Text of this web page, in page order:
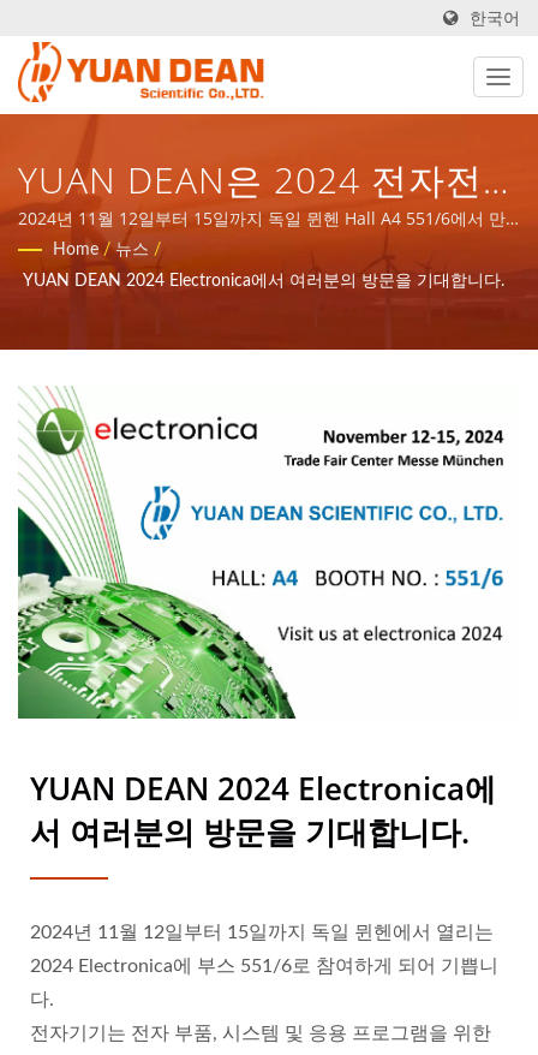
한국어
YUAN DEAN은 2024 전자전에
서 여러분의 방문을 기대합니
다 - ISO 9001/ISO
YUAN DEAN SCIENTIFIC CO.,
LTD.
2024년 11월 12일부터 15일까지 독일 뮌헨 Hall A4 551/6에서 만
나세요. | YDS는 1990년 대만 타이난에서 설립되었으며, 우리 공장
호마오 전자는 1995년 중국 샤먼에서 설립되었습니다. 우리는 ISO
Home / 뉴스 /
YUAN DEAN 2024 Electronica에서 여러분의 방문을 기대합니다.
YUAN DEAN 2024 Electronica에
서 여러분의 방문을 기대합니다.
2024년 11월 12일부터 15일까지 독일 뮌헨에서 열리는
2024 Electronica에 부스 551/6로 참여하게 되어 기쁩니
다.
전자기기는 전자 부품, 시스템 및 응용 프로그램을 위한